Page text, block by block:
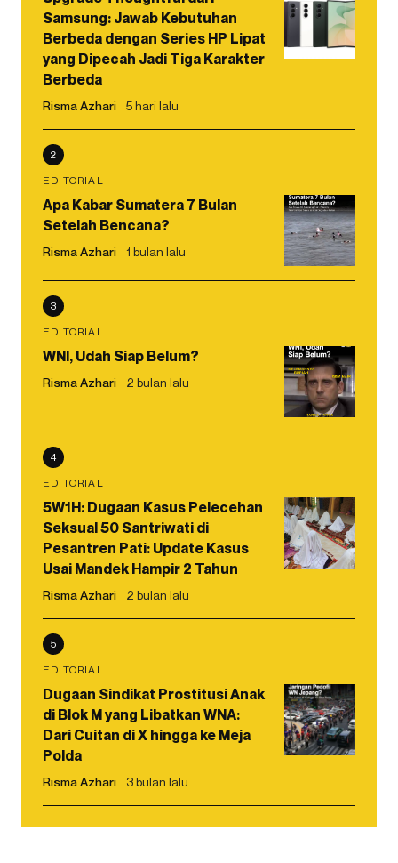
Samsung: Jawab Kebutuhan
Berbeda dengan Series HP Lipat
yang Dipecah Jadi Tiga Karakter
Berbeda
Risma Azhari 5 hari lalu
2
EDITORIAL
Apa Kabar Sumatera 7 Bulan
Setelah Bencana?
Risma Azhari 1 bulan lalu
3
EDITORIAL
WNI, Udah Siap Belum?
Risma Azhari 2 bulan lalu
4
EDITORIAL
5W1H: Dugaan Kasus Pelecehan
Seksual 50 Santriwati di
Pesantren Pati: Update Kasus
Usai Mandek Hampir 2 Tahun
Risma Azhari 2 bulan lalu
5
EDITORIAL
Dugaan Sindikat Prostitusi Anak
di Blok M yang Libatkan WNA:
Dari Cuitan di X hingga ke Meja
Polda
Risma Azhari 3 bulan lalu